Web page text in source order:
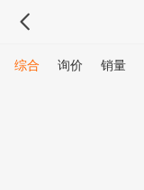
综合 询价 销量